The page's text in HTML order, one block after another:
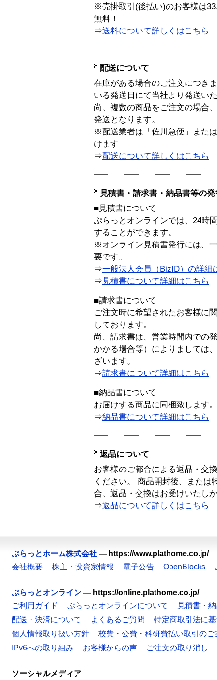
※売掛取引(後払い)のお客様は
無料！
⇒送料について詳しくはこちら
配送について
在庫がある場合のご注文につき
いる発送日にて当社より発送い
尚、複数の商品をご注文の場合
発送となります。
※配送業者は「佐川急便」また
けます
⇒配送について詳しくはこちら
見積書・請求書・納品書等の
■見積書について
ぷらっとオンラインでは、24時
することができます。
※オンライン見積書発行には、
要です。
⇒一般法人会員（BizID）の詳細
⇒ 見積書について詳細はこちら
■請求書について
ご注文時に希望されたお客様に
しております。
尚、請求書は、営業時間内での
かかる場合等）によりましては
ざいます。
⇒請求書について詳細はこちら
■納品書について
お届けする商品に同梱致します。
⇒納品書について詳細はこちら
返品について
お客様のご都合による返品・交
ください。 商品開封後、または
合、返品・交換はお受けいたし
⇒返品について詳しくはこちら
ぷらっとホーム株式会社 — https://www.plathome.co.jp/
会社概要
株主・投資家情報 電子公告 OpenBlocks
ぷらっとオンライン — https://online.plathome.co.jp/
ご利用ガイド
ぷらっとオンラインについて
見積書・
配送・決済について
よくあるご質問
特定商取引法に
個人情報取り扱い方針
校費・公費・科研費払い取引のご
IPv6への取り組み
お客様からの声 ご注文の取り消し
ソーシャルメディア